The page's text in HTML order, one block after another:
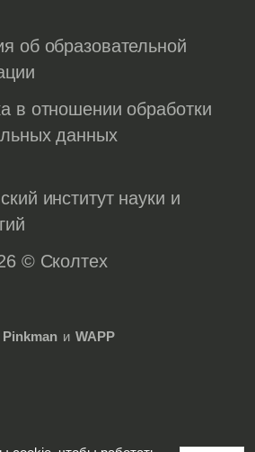
об образовательной
в отношении обработки
данных
институт науки и
© Сколтех
Pinkman и WAPP